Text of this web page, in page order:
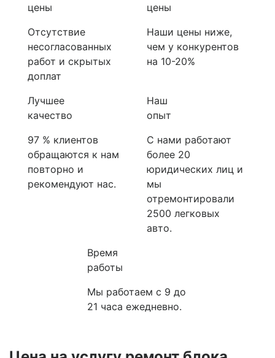
цены
Отсутствие
несогласованных
работ и скрытых
доплат
цены
Наши цены ниже,
чем у конкурентов
на 10-20%
Лучшее
качество
97 % клиентов
обращаются к нам
повторно и
рекомендуют нас.
Наш
опыт
С нами работают
более 20
юридических лиц и
мы
отремонтировали
2500 легковых
авто.
Время
работы
Мы работаем с 9 до
21 часа ежедневно.